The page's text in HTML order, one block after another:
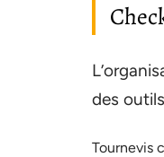
des
Tournevis